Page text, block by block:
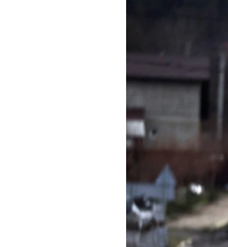
УКРАИНСКАЯ ПРОБЛЕМА КРЫМА